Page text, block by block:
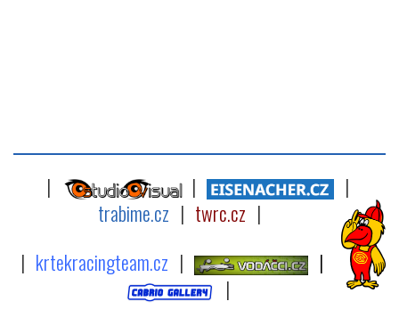
| |
|
trabime.cz | twrc.cz |
| krtekracingteam.cz |
|
|